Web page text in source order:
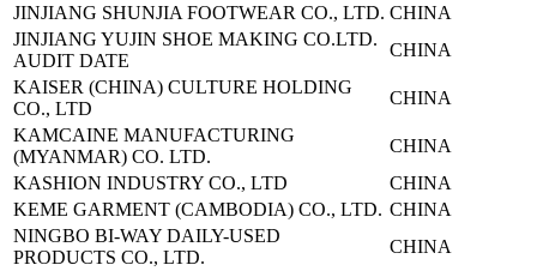
JINJIANG SHUNJIA FOOTWEAR CO., LTD. CHINA
JINJIANG YUJIN SHOE MAKING CO.LTD.
AUDIT DATE
CHINA
KAISER (CHINA) CULTURE HOLDING
CO., LTD
CHINA
KAMCAINE MANUFACTURING
(MYANMAR) CO. LTD.
CHINA
KASHION INDUSTRY CO., LTD
CHINA
KEME GARMENT (CAMBODIA) CO., LTD. CHINA
NINGBO BI-WAY DAILY-USED
PRODUCTS CO., LTD.
CHINA